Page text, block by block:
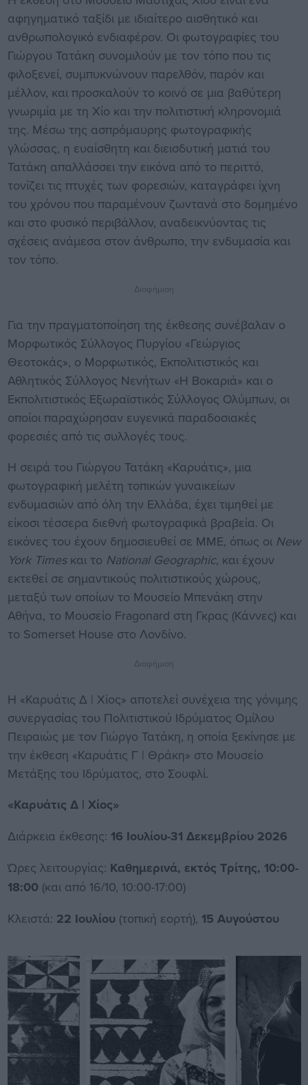
αφηγηματικό ταξίδι με ιδιαίτερο αισθητικό και
ανθρωπολογικό ενδιαφέρον. Οι φωτογραφίες του
Γιώργου Τατάκη συνομιλούν με τον τόπο που τις
φιλοξενεί, συμπυκνώνουν παρελθόν, παρόν και
μέλλον, και προσκαλούν το κοινό σε μια βαθύτερη
γνωριμία με τη Χίο και την πολιτιστική κληρονομιά
της. Μέσω της ασπρόμαυρης φωτογραφικής
γλώσσας, η ευαίσθητη και διεισδυτική ματιά του
Τατάκη απαλλάσσει την εικόνα από το περιττό,
τονίζει τις πτυχές των φορεσιών, καταγράφει ίχνη
του χρόνου που παραμένουν ζωντανά στο δομημένο
και στο φυσικό περιβάλλον, αναδεικνύοντας τις
σχέσεις ανάμεσα στον άνθρωπο, την ενδυμασία και
τον τόπο.
Διαφήμιση
Για την πραγματοποίηση της έκθεσης συνέβαλαν ο
Μορφωτικός Σύλλογος Πυργίου «Γεώργιος
Θεοτοκάς», ο Μορφωτικός, Εκπολιτιστικός και
Αθλητικός Σύλλογος Νενήτων «Η Βοκαριά» και ο
Εκπολιτιστικός Εξωραϊστικός Σύλλογος Ολύμπων, οι
οποίοι παραχώρησαν ευγενικά παραδοσιακές
φορεσιές από τις συλλογές τους.
Η σειρά του Γιώργου Τατάκη «Καρυάτις», μια
φωτογραφική μελέτη τοπικών γυναικείων
ενδυμασιών από όλη την Ελλάδα, έχει τιμηθεί με
είκοσι τέσσερα διεθνή φωτογραφικά βραβεία. Οι
εικόνες του έχουν δημοσιευθεί σε ΜΜΕ, όπως οι New
York Timesκαι το National Geographic, και έχουν
εκτεθεί σε σημαντικούς πολιτιστικούς χώρους,
μεταξύ των οποίων το Μουσείο Μπενάκη στην
Αθήνα, το Μουσείο Fragonard στη Γκρας (Κάννες) και
το Somerset House στο Λονδίνο.
Διαφήμιση
Η «Καρυάτις Δ | Χίος» αποτελεί συνέχεια της γόνιμης
συνεργασίας του Πολιτιστικού Ιδρύματος Ομίλου
Πειραιώς με τον Γιώργο Τατάκη, η οποία ξεκίνησε με
την έκθεση «Καρυάτις Γ | Θράκη» στο Μουσείο
Μετάξης του Ιδρύματος, στο Σουφλί.
«Καρυάτις Δ | Χίος»
Διάρκεια έκθεσης: 16 Ιουλίου-31 Δεκεμβρίου 2026
Ώρες λειτουργίας: Καθημερινά, εκτός Τρίτης, 10:00-
18:00 (και από 16/10, 10:00-17:00)
Κλειστά: 22 Ιουλίου(τοπική εορτή), 15 Αυγούστου